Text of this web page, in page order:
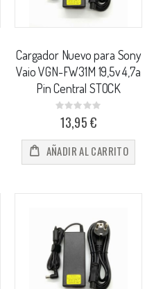
Cargador Nuevo para Sony
Vaio VGN-FW31M 19,5v 4,7a
Pin Central STOCK
Rating:
0%13,95 €
AÑADIR AL CARRITO